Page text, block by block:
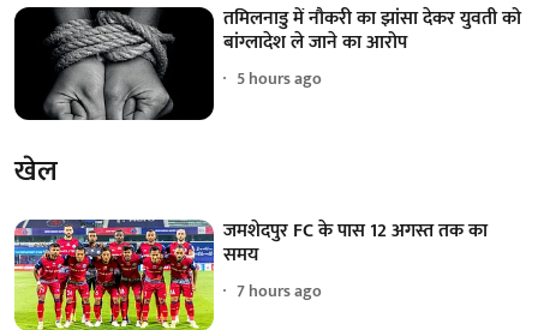
तमिलनाडु में नौकरी का झांसा देकर युवती को
बांग्लादेश ले जाने का आरोप
5 hours ago
खेल
जमशेदपुर FC के पास 12 अगस्त तक का
समय
7 hours ago